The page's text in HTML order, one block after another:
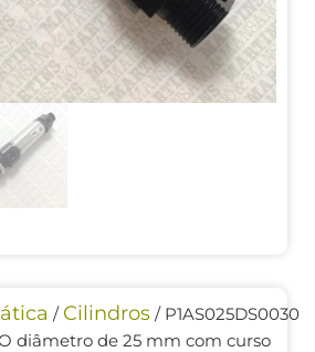
/ Cilindros / P1AS025DS0030
diâmetro de 25 mm com curso